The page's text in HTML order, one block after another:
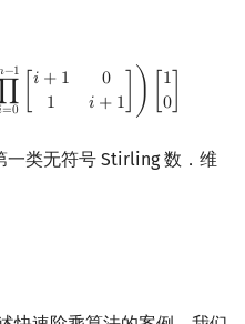
−1
∏
=0
𝑖 + 1
0
1
𝑖 + 1 )
1
0]
(∏i =0 n− 1 01 1 ])[ 10]
一类无符号 Stirling 数．维